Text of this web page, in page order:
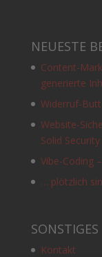
NEUESTE
Content-
generierte
Widerruf-
Website-
Solid
Vibe-Coding
… plötzlich
SONSTIGES
Kontakt